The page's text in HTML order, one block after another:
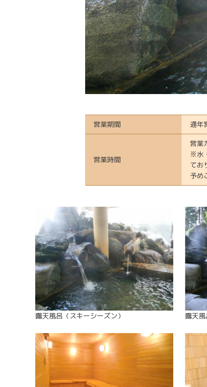
営業期間 通年
営業時間
営業
※水
てお
予め
露天風呂（スキーシーズン） 露天風